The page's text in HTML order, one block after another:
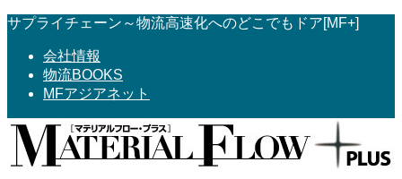
コ
へ
ス
ナ
ョ
ン
サプライチェーン～物流高速化へのどこでもドア[MF+]
会社情報
物流BOOKS
MFアジアネット